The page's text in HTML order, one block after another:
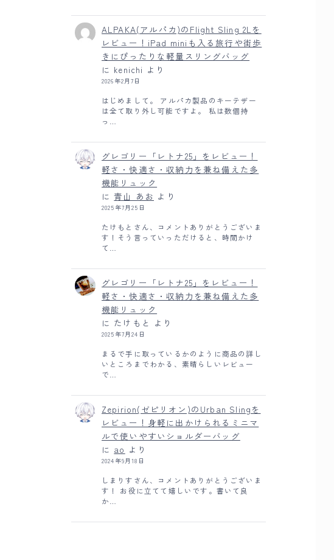
ALPAKA(アルパカ)のFlight Sling 2Lを
レビュー！iPad miniも入る旅行や街歩
きにぴったりな軽量スリングバッグ
に kenichi より
2026年2月7日
はじめまして。 アルパカ製品のキーテザー
は全て取り外し可能ですよ。 私は数個持
っ…
グレゴリー「レトナ25」をレビュー！
軽さ・快適さ・収納力を兼ね備えた多
機能リュック
に青山 あお より
2025年7月25日
たけもとさん、コメントありがとうございま
す！そう言っていっただけると、時間かけ
て…
グレゴリー「レトナ25」をレビュー！
軽さ・快適さ・収納力を兼ね備えた多
機能リュック
に たけもと より
2025年7月24日
まるで手に取っているかのように商品の詳し
いところまでわかる、素晴らしいレビュー
で…
Zepirion(ゼピリオン)のUrban Slingを
レビュー！身軽に出かけられるミニマ
ルで使いやすいショルダーバッグ
に ao より
2024年9月18日
しまりすさん、コメントありがとうございま
す！ お役に立てて嬉しいです。書いて良
か…